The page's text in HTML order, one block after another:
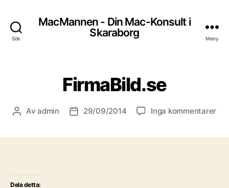
Sök
MacMannen - Din Mac-Konsult i
Skaraborg
Meny
FirmaBild.se
Inläggsförfattare
Avadmin Inläggsdatum
29/09/2014 Inga kommentarertill
Dela detta: